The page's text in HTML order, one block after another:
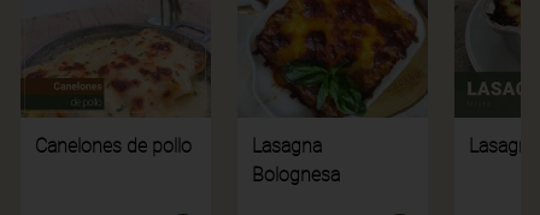
Canelones de pollo
Lasagna
Bolognesa